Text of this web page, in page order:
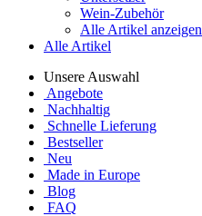
Wein-Zubehör
Alle Artikel anzeigen
Alle Artikel
Unsere Auswahl
Angebote
Nachhaltig
Schnelle Lieferung
Bestseller
Neu
Made in Europe
Blog
FAQ